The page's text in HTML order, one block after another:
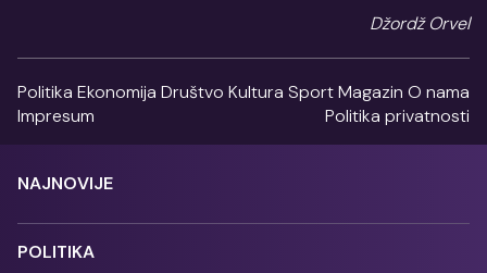
Džordž Orvel
Politika Ekonomija Društvo Kultura SportMagazin O nama
Impresum
Politika privatnosti
NAJNOVIJE
POLITIKA